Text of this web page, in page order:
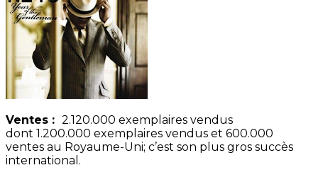
Ventes : 2.120.000 exemplaires vendus
dont 1.200.000 exemplaires vendus et 600.000
ventes au Royaume-Uni; c’est son plus gros succès
international.